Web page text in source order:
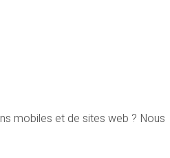
mobiles et de sites web ? Nous